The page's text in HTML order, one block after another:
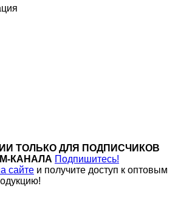
ТОЛЬКО ДЛЯ ПОДПИСЧИКОВ
КАНАЛА Подпишитесь!
сайте и получите доступ к оптовым